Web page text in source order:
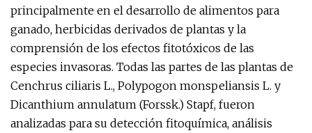
principalmente en el desarrollo de alimentos para
ganado, herbicidas derivados de plantas y la
comprensión de los efectos fitotóxicos de las
especies invasoras. Todas las partes de las plantas de
Cenchrus ciliaris L., Polypogon monspeliansis L. y
Dicanthium annulatum (Forssk.) Stapf, fueron
analizadas para su detección fitoquímica, análisis